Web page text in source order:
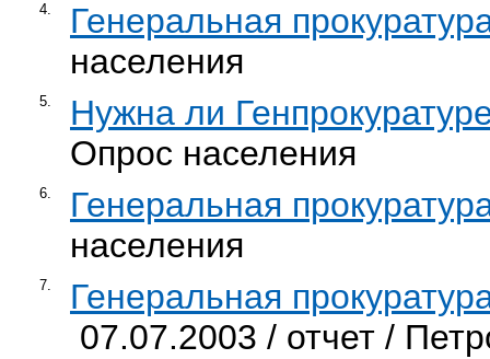
4.
Генеральная
населения
5.
Нужна ли
Опрос населения
6.
Генеральная
населения
7.
Генеральная
07.07.2003 / отчет /